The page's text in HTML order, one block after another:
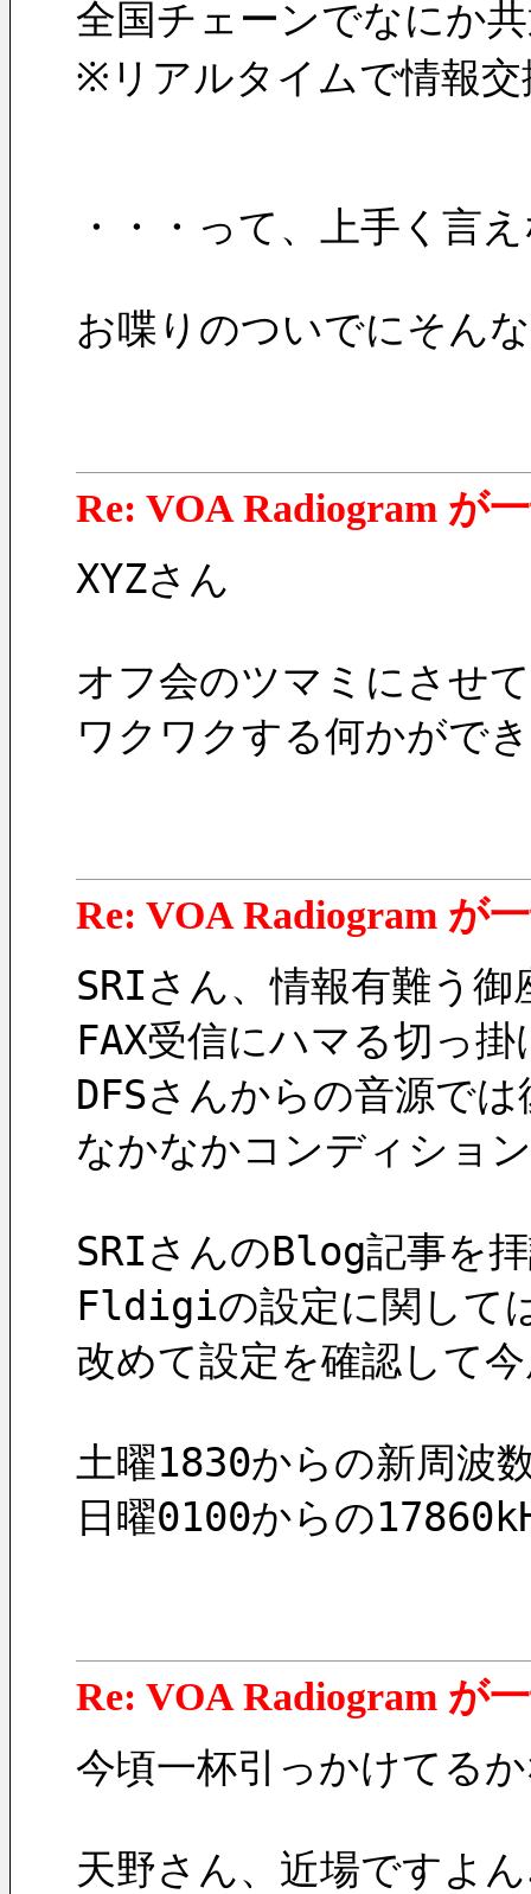
全国チェーンでなにか
※リアルタイムで情報
・・・って、上手く言
お喋りのついでにそん
Re: VOA Radiogram が
XYZさん
オフ会のツマミにさせ
ワクワクする何かがで
Re: VOA Radiogram が
SRIさん、情報有難う御
FAX受信にハマる切っ
DFSさんからの音源で
なかなかコンディショ
SRIさんのBlog記事を
Fldigiの設定に関して
改めて設定を確認して
土曜1830からの新周波
日曜0100からの
Re: VOA Radiogram が
今頃一杯引っかけてる
天野さん、近場です